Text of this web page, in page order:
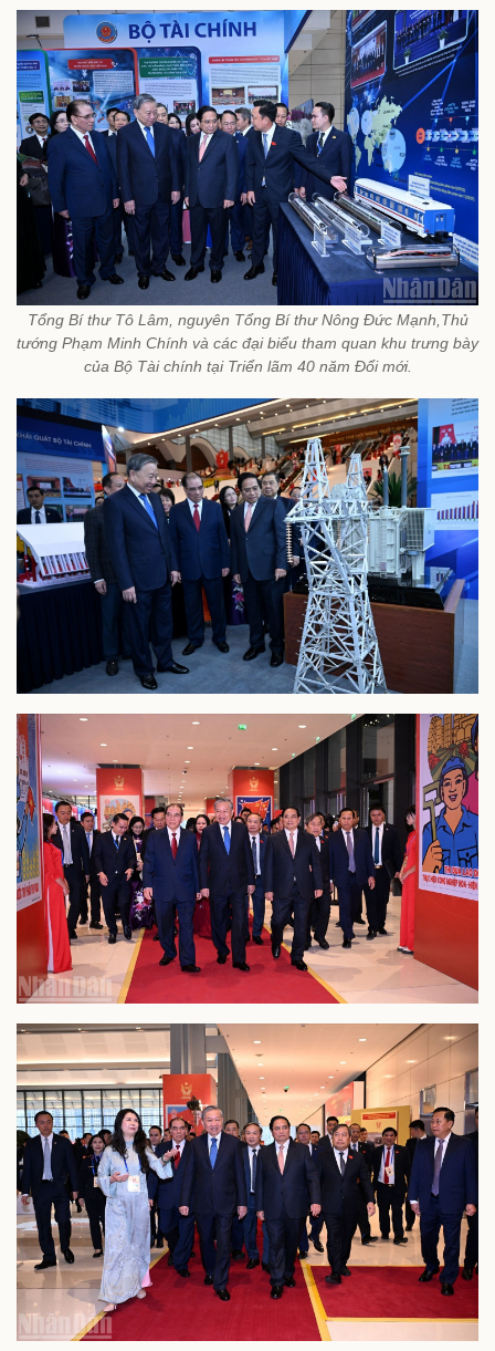
Tổng Bí thư Tô Lâm, nguyên Tổng Bí thư Nông Đức Mạnh,Thủ
tướng Phạm Minh Chính và các đại biểu tham quan khu trưng bày
của Bộ Tài chính tại Triển lãm 40 năm Đổi mới.